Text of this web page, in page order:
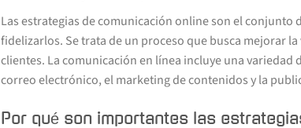
Las estrategias de comunicación online son el conjunto
fidelizarlos. Se trata de un proceso que busca mejorar
clientes. La comunicación en línea incluye una variedad
correo electrónico, el marketing de contenidos y la
Por qué son importantes las